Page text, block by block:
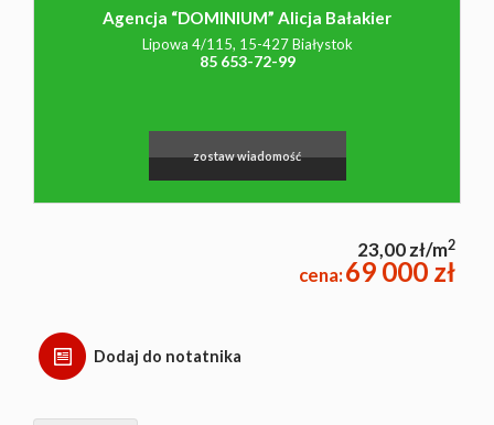
Agencja “DOMINIUM” Alicja Bałakier
Lipowa 4/115, 15-427 Białystok
85 653-72-99
zostaw wiadomość
23,00 zł/m2
cena:69 000 zł
Dodaj do notatnika